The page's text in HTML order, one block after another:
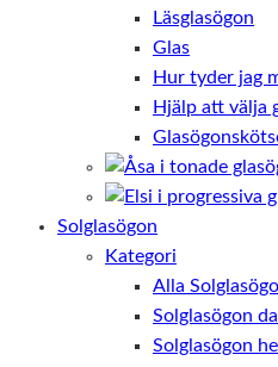
Läsglasögon
Glas
Hur tyder jag
Hjälp att välja
Solglasögon
Kategori
Alla
Solglasögon
Solglasögon